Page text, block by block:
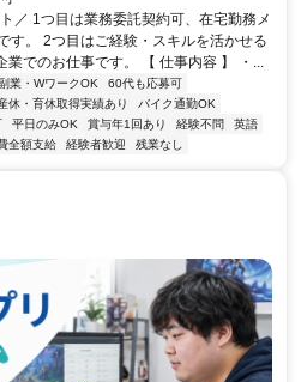
／ 1つ目は業務委託契約可、在宅勤務メ
す。 2つ目はご経験・スキルを活かせる
でのお仕事です。 【 仕事内容 】 ・...
業・WワークOK
60代も応募可
休・育休取得実績あり
バイク通勤OK
平日のみOK 賞与年1回あり 経験不問
英語
全額支給 経験者歓迎 残業なし